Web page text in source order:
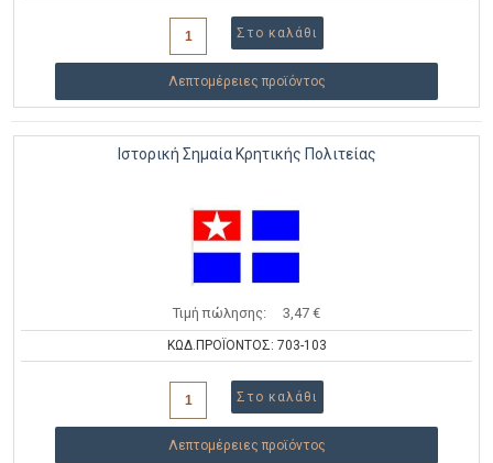
Λεπτομέρειες προϊόντος
Ιστορική Σημαία Κρητικής Πολιτείας
Τιμή πώλησης: 3,47 €
ΚΩΔ.ΠΡΟΪΟΝΤΟΣ: 703-103
Λεπτομέρειες προϊόντος